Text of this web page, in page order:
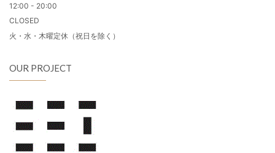
12:00 - 20:00
CLOSED
火・水・木曜定休（祝日を除く）
OUR PROJECT